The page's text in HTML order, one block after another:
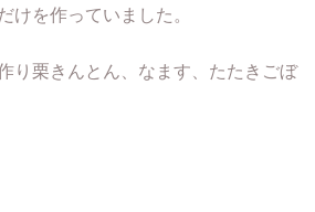
けを作っていました。
り栗きんとん、なます、たたきごぼ